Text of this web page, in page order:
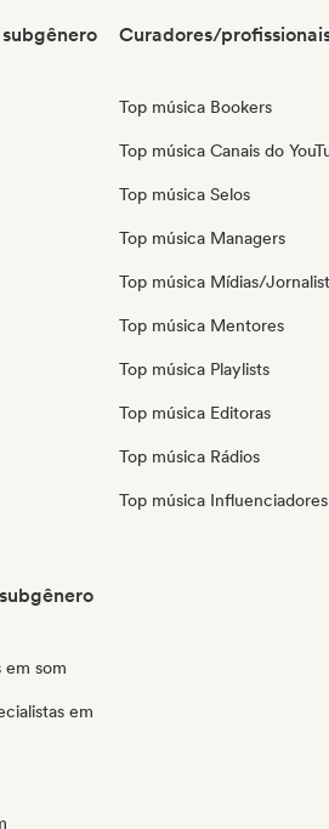
Curadores/
Top música Bookers
Top música Canais do
Top música Selos
Top música Managers
Top música Mídias/
Top música Mentores
Top música Playlists
Top música Editoras
Top música Rádios
Top música Influenciadores
em som
em